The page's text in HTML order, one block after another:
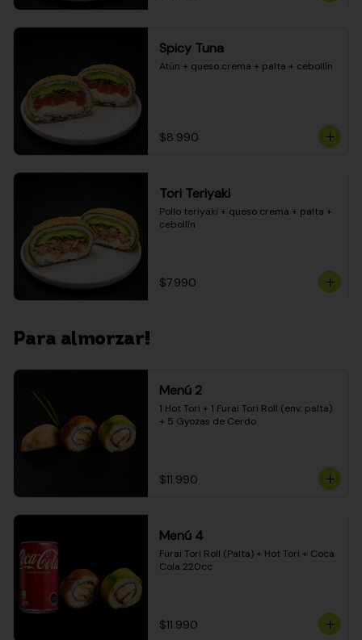
Spicy Tuna
Atún + queso crema + palta + cebollín
$8.990
Tori Teriyaki
Pollo teriyaki + queso crema + palta +
cebollín
$7.990
Para almorzar!
Menú 2
1 Hot Tori + 1 Furai Tori Roll (env. palta)
+ 5 Gyozas de Cerdo
$11.990
Menú 4
Furai Tori Roll (Palta) + Hot Tori + Coca
Cola 220cc
$11.990